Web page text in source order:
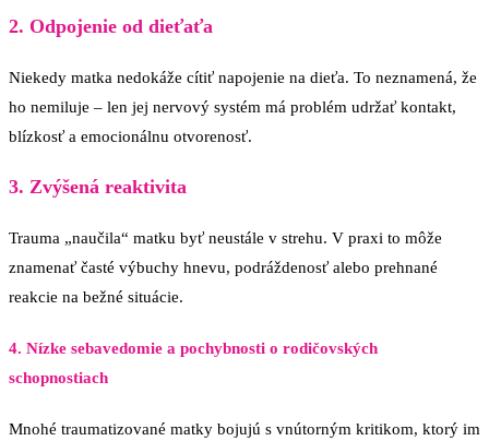
2. Odpojenie od dieťaťa
Niekedy matka nedokáže cítiť napojenie na dieťa. To neznamená, že
ho nemiluje – len jej nervový systém má problém udržať kontakt,
blízkosť a emocionálnu otvorenosť.
3. Zvýšená reaktivita
Trauma „naučila“ matku byť neustále v strehu. V praxi to môže
znamenať časté výbuchy hnevu, podráždenosť alebo prehnané
reakcie na bežné situácie.
4. Nízke sebavedomie a pochybnosti o rodičovských
schopnostiach
Mnohé traumatizované matky bojujú s vnútorným kritikom, ktorý im